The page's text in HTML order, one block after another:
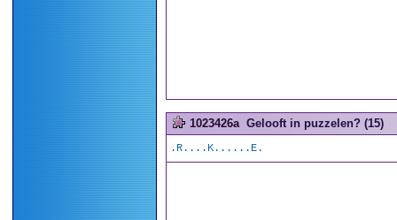
1023426a Gelooft in puzzelen? (15)
.R....K......E.